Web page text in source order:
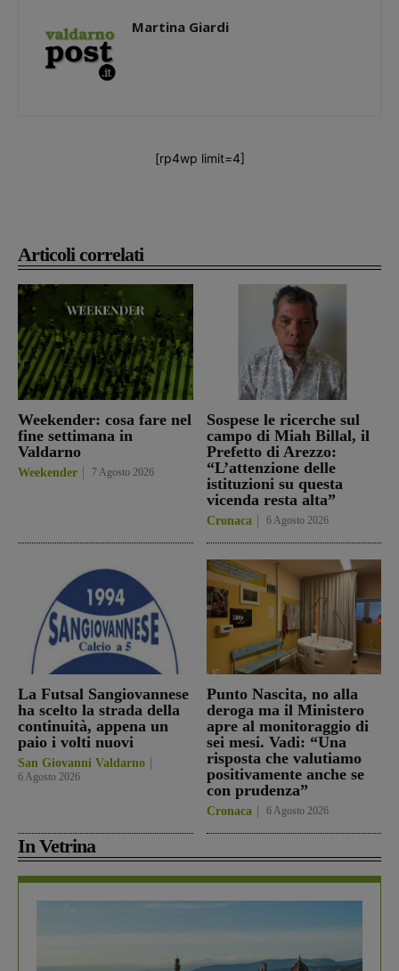
Articoli correlati
Weekender: cosa fare nel
fine settimana in
Valdarno
Weekender 7 Agosto 2026
Sospese le ricerche sul
campo di Miah Billal, il
Prefetto di Arezzo:
“L’attenzione delle
istituzioni su questa
vicenda resta alta”
Cronaca 6 Agosto 2026
La Futsal Sangiovannese
ha scelto la strada della
continuità, appena un
paio i volti nuovi
San Giovanni Valdarno
6 Agosto 2026
Punto Nascita, no alla
deroga ma il Ministero
apre al monitoraggio di
sei mesi. Vadi: “Una
risposta che valutiamo
positivamente anche se
con prudenza”
Cronaca 6 Agosto 2026
In Vetrina
Martina Giardi
[rp4wp limit=4]